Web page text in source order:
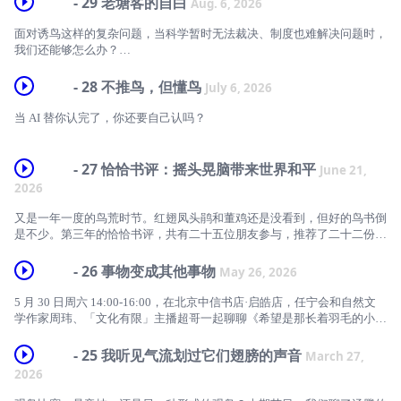
Aug. 6, 2026
面对诱鸟这样的复杂问题，当科学暂时无法裁决、制度也难解决问题时，
我们还能够怎么办？
感谢朱䴓（朱磊博士）对本期标题的贡献。
本期封面是照镜子的大山雀。
3:41 老塘客的自白：鸟塘卖的不是鸟，而是确定性
23:37 拆解反对理由 ≠ 支持，因为结论可以是对的，论据仍然可以是烂的
29:22 为什么说行政难管、市场难评？
35:21 为什么诱鸟不好？因为很没品啊！
39:17 我们永远不可能仅仅通过描述「事实是什么」，就推导出「应该怎
46:49「就像野外解手，能理解，但不想被人撞到」
- 28 不推鸟，但懂鸟 July 6, 2026
当 AI 替你认完了，你还要自己认吗？
00:00 蔡司和新书广告
01:12 糊瑞安及懂鸟的介绍
02:48 非典型的开始
09:42 了解才能建立更深层的联系
11:26 wren 的由来
34:00 懂鸟是地图上真实存在的一个地方!
- 27 恰恰书评：摇头晃脑带来世界和平 June 21,
2026
又是一年一度的鸟荒时节。红翅凤头鹃和董鸡还是没看到，但好的鸟书倒
是不少。第三年的恰恰书评，共有二十五位朋友参与，推荐了二十二份鸟
杀手）的大段倾情朗读。感谢各位新老鸟友！也祝各位听友阅读愉快～
本期封面是金腰燕。
标题来自 Coffee Cat 在节目中的赠言，同时也是藤田祐树书中的一句话。
放在今天的社会大环境中，真是再应景不过。
02:10 Guests of Summer: A House Martin Love Story by 任宁
- 26 事物变成其他事物 May 26, 2026
5 月 30 日周六 14:00-16:00，在北京中信书店·启皓店，任宁会和自然文
学作家周玮、「文化有限」主播超哥一起聊聊《希望是那长着羽毛的小东
扫码线上观看。
周六见 👋
- 25 我听见气流划过它们翅膀的声音 March 27,
2026